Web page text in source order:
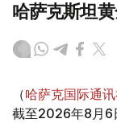
哈萨克斯坦
（哈萨克国际通
截至2026年8月6